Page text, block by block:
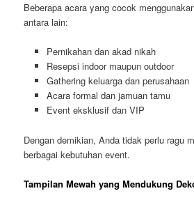
Beberapa acara yang cocok
antara lain:
Pernikahan dan akad nikah
Resepsi indoor maupun outdoor
Gathering keluarga dan perusahaan
Acara formal dan jamuan tamu
Event eksklusif dan VIP
Dengan demikian, Anda tidak perlu ragu
berbagai kebutuhan event.
Tampilan Mewah yang Mendukung